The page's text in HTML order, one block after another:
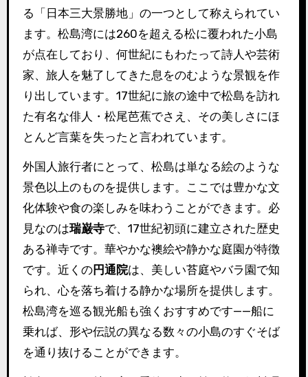
る「日本三大景勝地」の一つとして称えられてい
ます。松島湾には260を超える松に覆われた小島
が点在しており、何世紀にもわたって詩人や芸術
家、旅人を魅了してきた息をのむような景観を作
り出しています。17世紀に旅の途中で松島を訪れ
た有名な俳人・松尾芭蕉でさえ、その美しさにほ
とんど言葉を失ったと言われています。
外国人旅行者にとって、松島は単なる絵のような
景色以上のものを提供します。ここでは豊かな文
化体験や食の楽しみを味わうことができます。必
見なのは瑞巌寺で、17世紀初頭に建立された歴史
ある禅寺です。華やかな襖絵や静かな庭園が特徴
です。近くの円通院は、美しい苔庭やバラ園で知
られ、心を落ち着ける静かな場所を提供します。
松島湾を巡る観光船も強くおすすめです——船に
乗れば、形や伝説の異なる数々の小島のすぐそば
を通り抜けることができます。